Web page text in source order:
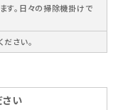
す。日々の掃除機掛けで
さい。
い